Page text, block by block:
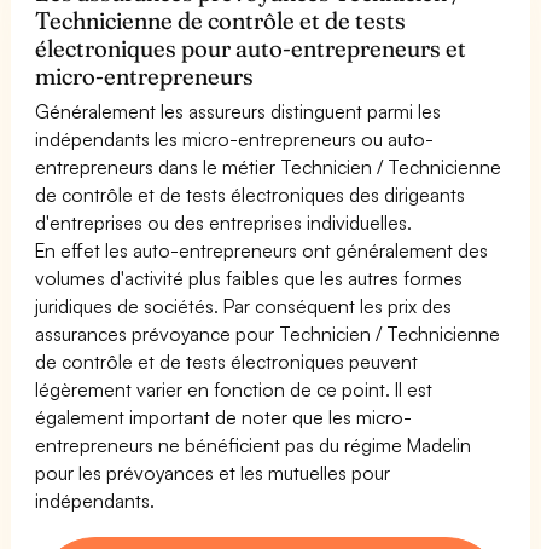
Technicienne de contrôle et de tests
électroniques pour auto-entrepreneurs et
micro-entrepreneurs
Généralement les assureurs distinguent parmi les
indépendants les micro-entrepreneurs ou auto-
entrepreneurs dans le métier Technicien / Technicienne
de contrôle et de tests électroniques des dirigeants
d'entreprises ou des entreprises individuelles.
En effet les auto-entrepreneurs ont généralement des
volumes d'activité plus faibles que les autres formes
juridiques de sociétés. Par conséquent les prix des
assurances prévoyance pour Technicien / Technicienne
de contrôle et de tests électroniques peuvent
légèrement varier en fonction de ce point. Il est
également important de noter que les micro-
entrepreneurs ne bénéficient pas du régime Madelin
pour les prévoyances et les mutuelles pour
indépendants.